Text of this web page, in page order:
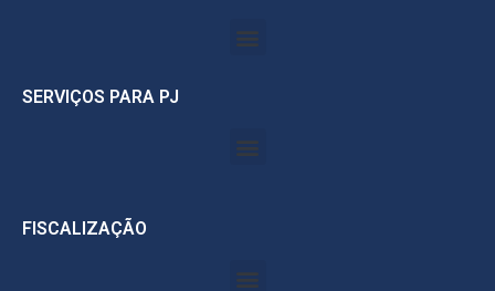
SERVIÇOS PARA PJ
FISCALIZAÇÃO